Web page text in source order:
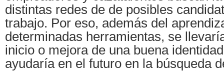
distintas redes de de posibles
trabajo. Por eso, además del
determinadas herramientas, se
inicio o mejora de una buena
ayudaría en el futuro en la búsqueda